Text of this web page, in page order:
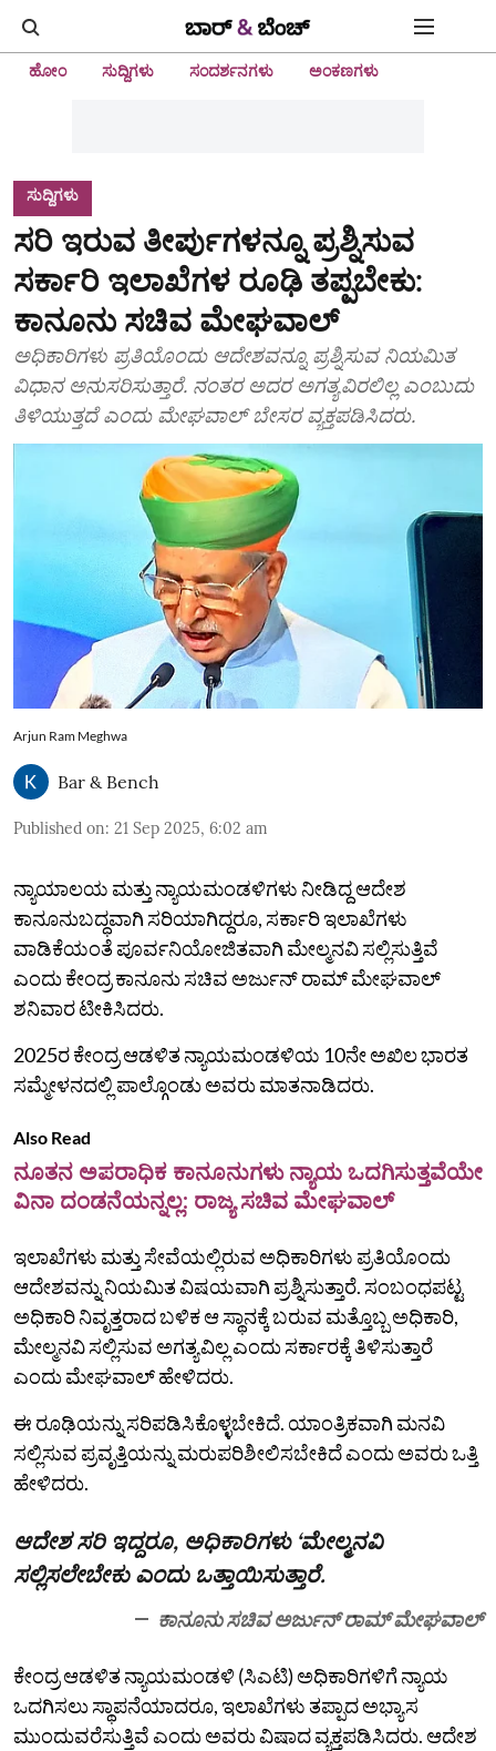
ಹೋಂ ಸುದ್ದಿಗಳು ಸಂದರ್ಶನಗಳು ಅಂಕಣಗಳು
ಸುದ್ದಿಗಳು
ಸರಿ ಇರುವ ತೀರ್ಪುಗಳನ್ನೂ ಪ್ರಶ್ನಿಸುವ
ಸರ್ಕಾರಿ ಇಲಾಖೆಗಳ ರೂಢಿ ತಪ್ಪಬೇಕು:
ಕಾನೂನು ಸಚಿವ ಮೇಘವಾಲ್
ಅಧಿಕಾರಿಗಳು ಪ್ರತಿಯೊಂದು ಆದೇಶವನ್ನೂ ಪ್ರಶ್ನಿಸುವ ನಿಯಮಿತ
ವಿಧಾನ ಅನುಸರಿಸುತ್ತಾರೆ. ನಂತರ ಅದರ ಅಗತ್ಯವಿರಲಿಲ್ಲ ಎಂಬುದು
ತಿಳಿಯುತ್ತದೆ ಎಂದು ಮೇಘವಾಲ್ ಬೇಸರ ವ್ಯಕ್ತಪಡಿಸಿದರು.
Arjun Ram Meghwa
Bar & Bench
Published on: 21 Sep 2025, 6:02 am
ನ್ಯಾಯಾಲಯ ಮತ್ತು ನ್ಯಾಯಮಂಡಳಿಗಳು ನೀಡಿದ್ದ ಆದೇಶ
ಕಾನೂನುಬದ್ಧವಾಗಿ ಸರಿಯಾಗಿದ್ದರೂ, ಸರ್ಕಾರಿ ಇಲಾಖೆಗಳು
ವಾಡಿಕೆಯಂತೆ ಪೂರ್ವನಿಯೋಜಿತವಾಗಿ ಮೇಲ್ಮನವಿ ಸಲ್ಲಿಸುತ್ತಿವೆ
ಎಂದು ಕೇಂದ್ರ ಕಾನೂನು ಸಚಿವ ಅರ್ಜುನ್ ರಾಮ್ ಮೇಘವಾಲ್
ಶನಿವಾರ ಟೀಕಿಸಿದರು.
2025ರ ಕೇಂದ್ರ ಆಡಳಿತ ನ್ಯಾಯಮಂಡಳಿಯ 10ನೇ ಅಖಿಲ ಭಾರತ
ಸಮ್ಮೇಳನದಲ್ಲಿ ಪಾಲ್ಗೊಂಡು ಅವರು ಮಾತನಾಡಿದರು.
Also Read
ನೂತನ ಅಪರಾಧಿಕ ಕಾನೂನುಗಳು ನ್ಯಾಯ ಒದಗಿಸುತ್ತವೆಯೇ
ವಿನಾ ದಂಡನೆಯನ್ನಲ್ಲ: ರಾಜ್ಯ ಸಚಿವ ಮೇಘವಾಲ್
ಇಲಾಖೆಗಳು ಮತ್ತು ಸೇವೆಯಲ್ಲಿರುವ ಅಧಿಕಾರಿಗಳು ಪ್ರತಿಯೊಂದು
ಆದೇಶವನ್ನು ನಿಯಮಿತ ವಿಷಯವಾಗಿ ಪ್ರಶ್ನಿಸುತ್ತಾರೆ. ಸಂಬಂಧಪಟ್ಟ
ಅಧಿಕಾರಿ ನಿವೃತ್ತರಾದ ಬಳಿಕ ಆ ಸ್ಥಾನಕ್ಕೆ ಬರುವ ಮತ್ತೊಬ್ಬ ಅಧಿಕಾರಿ,
ಮೇಲ್ಮನವಿ ಸಲ್ಲಿಸುವ ಅಗತ್ಯವಿಲ್ಲ ಎಂದು ಸರ್ಕಾರಕ್ಕೆ ತಿಳಿಸುತ್ತಾರೆ
ಎಂದು ಮೇಘವಾಲ್ ಹೇಳಿದರು.
ಈ ರೂಢಿಯನ್ನು ಸರಿಪಡಿಸಿಕೊಳ್ಳಬೇಕಿದೆ. ಯಾಂತ್ರಿಕವಾಗಿ ಮನವಿ
ಸಲ್ಲಿಸುವ ಪ್ರವೃತ್ತಿಯನ್ನು ಮರುಪರಿಶೀಲಿಸಬೇಕಿದೆ ಎಂದು ಅವರು ಒತ್ತಿ
ಹೇಳಿದರು.
ಆದೇಶ ಸರಿ ಇದ್ದರೂ, ಅಧಿಕಾರಿಗಳು ‘ಮೇಲ್ಮನವಿ
ಸಲ್ಲಿಸಲೇಬೇಕು ಎಂದು ಒತ್ತಾಯಿಸುತ್ತಾರೆ.
ಕಾನೂನು ಸಚಿವ ಅರ್ಜುನ್ ರಾಮ್ ಮೇಘವಾಲ್
ಕೇಂದ್ರ ಆಡಳಿತ ನ್ಯಾಯಮಂಡಳಿ (ಸಿಎಟಿ) ಅಧಿಕಾರಿಗಳಿಗೆ ನ್ಯಾಯ
ಒದಗಿಸಲು ಸ್ಥಾಪನೆಯಾದರೂ, ಇಲಾಖೆಗಳು ತಪ್ಪಾದ ಅಭ್ಯಾಸ
ಮುಂದುವರೆಸುತ್ತಿವೆ ಎಂದು ಅವರು ವಿಷಾದ ವ್ಯಕ್ತಪಡಿಸಿದರು. ಆದೇಶ